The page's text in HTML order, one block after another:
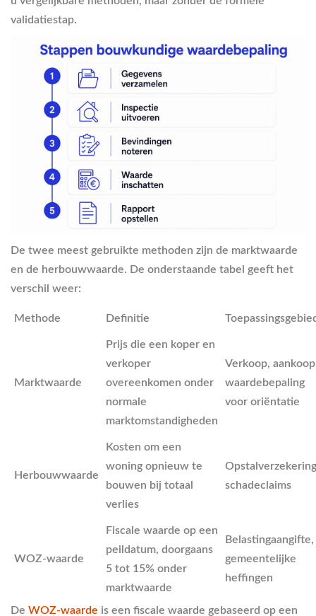
validatiestap.
De twee meest gebruikte methoden zijn de marktwaarde
en de herbouwwaarde. De onderstaande tabel geeft het
verschil weer:
Methode Definitie
Marktwaarde
Prijs die een koper en
verkoper
overeenkomen onder
normale
marktomstandigheden
Verkoop,
waardebepaling
voor oriëntatie
Herbouwwaarde
Kosten om een
woning opnieuw te
bouwen bij totaal
verlies
schadeclaims
WOZ-waarde
Fiscale waarde op een
peildatum, doorgaans
5 tot 15% onder
marktwaarde
Belastingaangifte,
gemeentelijke
heffingen
De WOZ-waarde is een fiscale waarde gebaseerd op een